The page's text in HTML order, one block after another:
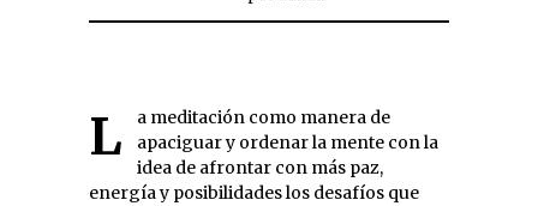
La meditación como manera de
apaciguar y ordenar la mente con la
idea de afrontar con más paz,
energía y posibilidades los desafíos que